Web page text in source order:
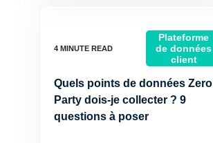
Plateforme
de données
client
Quels points de données Zero
Party dois-je collecter ? 9
questions à poser